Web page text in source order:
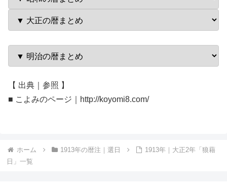
【 出典｜参照 】
■ こよみのページ｜http://koyomi8.com/
ホーム 1913年の暦注｜選日
1913年｜大正2年「狼藉
日」一覧